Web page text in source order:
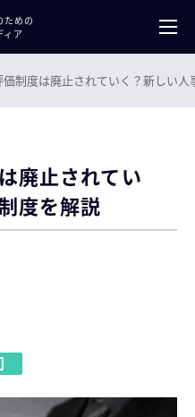
ための
ィア
制度は廃止されていく？新しい人
廃止されてい
度を解説